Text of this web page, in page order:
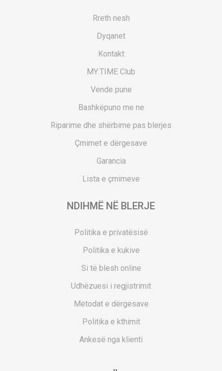
Rreth nesh
Dyqanet
Kontakt
MY:TIME Club
Vende pune
Bashkëpuno me ne
Riparime dhe shërbime pas blerjes
Çmimet e dërgesave
Garancia
Lista e çmimeve
NDIHMË NË BLERJE
Politika e privatësisë
Politika e kukive
Si të blesh online
Udhëzuesi i regjistrimit
Metodat e dërgesave
Politika e kthimit
Ankesë nga klienti